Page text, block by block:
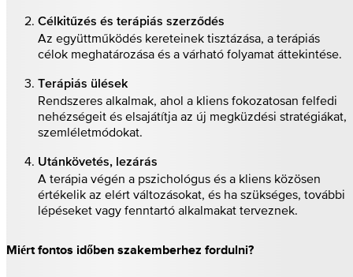
Célkitűzés és terápiás szerződés
Az együttműködés kereteinek tisztázása, a terápiás
célok meghatározása és a várható folyamat áttekintése.
Terápiás ülések
Rendszeres alkalmak, ahol a kliens fokozatosan felfedi
nehézségeit és elsajátítja az új megküzdési stratégiákat,
szemléletmódokat.
Utánkövetés, lezárás
A terápia végén a pszichológus és a kliens közösen
értékelik az elért változásokat, és ha szükséges, további
lépéseket vagy fenntartó alkalmakat terveznek.
Miért fontos időben szakemberhez fordulni?